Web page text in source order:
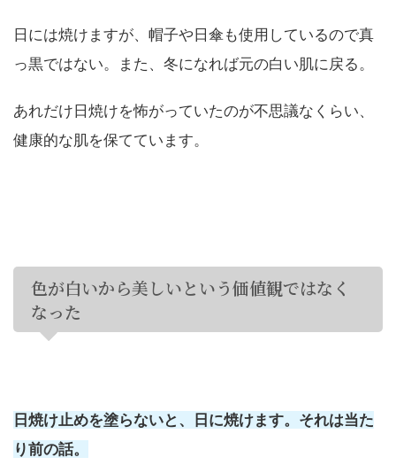
日には焼けますが、帽子や日傘も使用しているので真
っ黒ではない。また、冬になれば元の白い肌に戻る。
あれだけ日焼けを怖がっていたのが不思議なくらい、
健康的な肌を保てています。
色が白いから美しいという価値観ではなく
なった
日焼け止めを塗らないと、日に焼けます。それは当た
り前の話。